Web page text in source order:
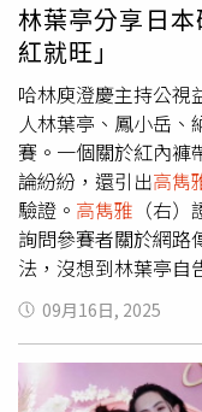
林葉亭分享日
紅就旺」
哈林庾澄慶主持公視
人林葉亭、鳳小岳、
賽。一個關於紅內褲
論紛紛，還引出高雋
驗證。 高雋雅 （右
詢問參賽者關於網路
法，沒想到林葉亭自
問她「妳喜歡穿？」
過一則日本研究，穿
較高昂，也因此日本
紅發熱衣，林葉亭也
09月16日, 2025